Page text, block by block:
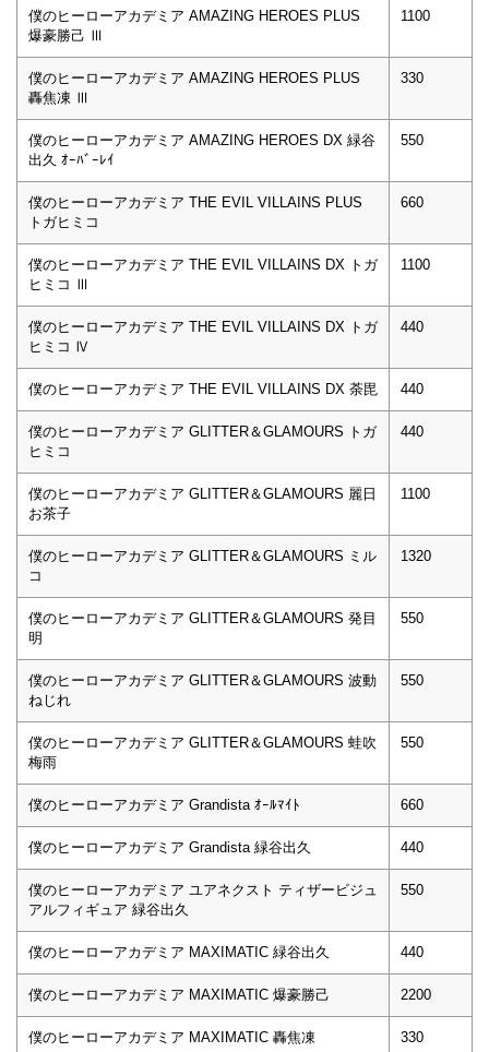
僕のヒーローアカデミア AMAZING HEROES PLUS
爆豪勝己 Ⅲ
1100
僕のヒーローアカデミア AMAZING HEROES PLUS
轟焦凍 Ⅲ
330
僕のヒーローアカデミア AMAZING HEROES DX 緑谷
出久 ｵｰﾊﾞｰﾚｲ
550
僕のヒーローアカデミア THE EVIL VILLAINS PLUS
トガヒミコ
660
僕のヒーローアカデミア THE EVIL VILLAINS DX トガ
ヒミコ Ⅲ
1100
僕のヒーローアカデミア THE EVIL VILLAINS DX トガ
ヒミコ Ⅳ
440
僕のヒーローアカデミア THE EVIL VILLAINS DX 荼毘 440
僕のヒーローアカデミア GLITTER＆GLAMOURS トガ
ヒミコ
440
僕のヒーローアカデミア GLITTER＆GLAMOURS 麗日
お茶子
1100
僕のヒーローアカデミア GLITTER＆GLAMOURS ミル
コ
1320
僕のヒーローアカデミア GLITTER＆GLAMOURS 発目
明
550
僕のヒーローアカデミア GLITTER＆GLAMOURS 波動
ねじれ
550
僕のヒーローアカデミア GLITTER＆GLAMOURS 蛙吹
梅雨
550
僕のヒーローアカデミア Grandista ｵｰﾙﾏｲﾄ 660
僕のヒーローアカデミア Grandista 緑谷出久 440
僕のヒーローアカデミア ユアネクスト ティザービジュ
アルフィギュア 緑谷出久
550
僕のヒーローアカデミア MAXIMATIC 緑谷出久 440
僕のヒーローアカデミア MAXIMATIC 爆豪勝己 2200
僕のヒーローアカデミア MAXIMATIC 轟焦凍 330